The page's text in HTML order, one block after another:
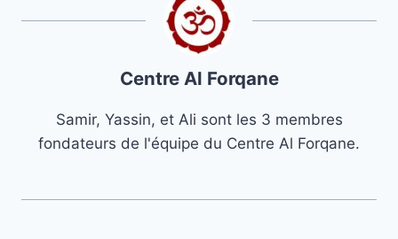
Centre Al Forqane
Samir, Yassin, et Ali sont les 3 membres
fondateurs de l'équipe du Centre Al Forqane.